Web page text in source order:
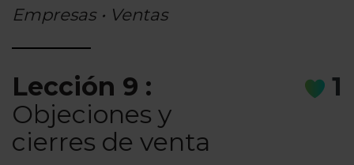
Empresas • Ventas
Lección 9 :
Objeciones y
cierres de venta
1